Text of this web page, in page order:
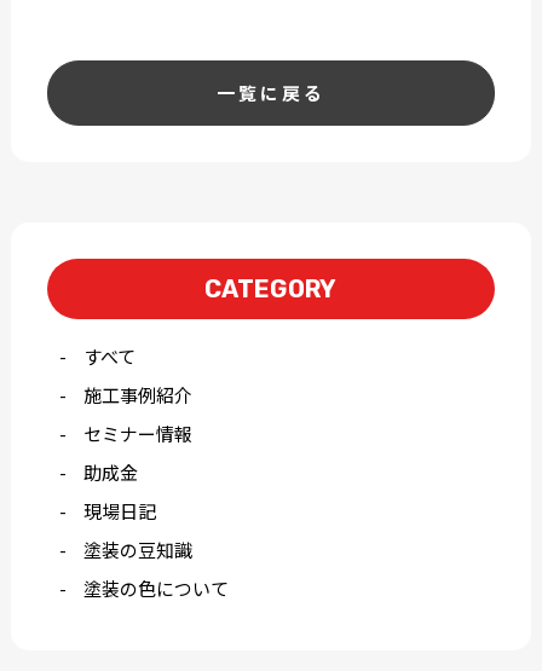
一覧に戻る
CATEGORY
すべて
施工事例紹介
セミナー情報
助成金
現場日記
塗装の豆知識
塗装の色について